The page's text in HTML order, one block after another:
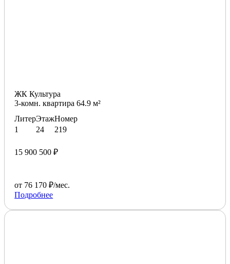
ЖК Культура
3-комн. квартира 64.9 м²
Литер
1
Этаж
24
Номер
219
15 900 500 ₽
от 76 170 ₽/мес.
Подробнее